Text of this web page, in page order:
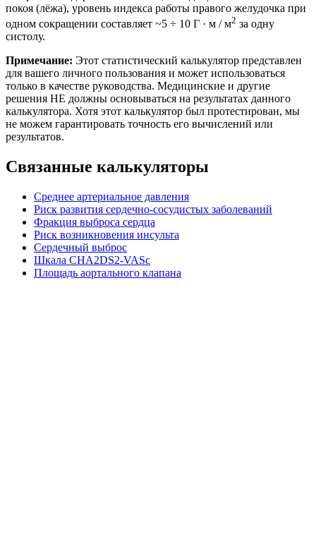
покоя (лёжа), уровень индекса работы правого желудочка при
одном сокращении составляет ~5 ÷ 10 Г · м / м2 за одну
систолу.
Примечание: Этот статистический калькулятор представлен
для вашего личного пользования и может использоваться
только в качестве руководства. Медицинские и другие
решения НЕ должны основываться на результатах данного
калькулятора. Хотя этот калькулятор был протестирован, мы
не можем гарантировать точность его вычислений или
результатов.
Связанные калькуляторы
Среднее артериальное давления
Риск развития сердечно-сосудистых заболеваний
Фракция выброса сердца
Риск возникновения инсульта
Сердечный выброс
Шкала CHA2DS2-VASc
Площадь аортального клапана